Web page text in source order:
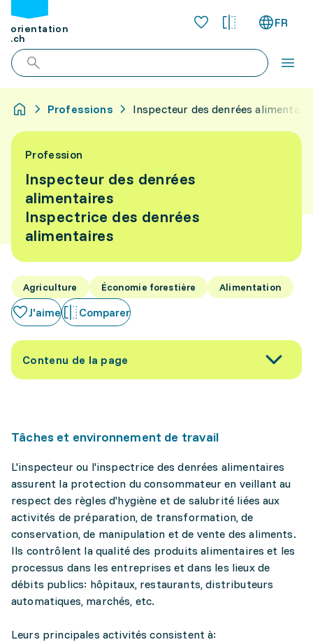
orientation
.ch
FR
Professions Inspecteur des denrées
Profession
Inspecteur des denrées
alimentaires
Inspectrice des denrées
alimentaires
Agriculture Économie forestière Alimentation
J'aime Comparer
Contenu de la page
Tâches et environnement de travail
L'inspecteur ou l'inspectrice des denrées alimentaires
assurent la protection du consommateur en veillant au
respect des règles d'hygiène et de salubrité liées aux
activités de préparation, de transformation, de
conservation, de manipulation et de vente des aliments.
Ils contrôlent la qualité des produits alimentaires et les
processus dans les entreprises et dans les lieux de
débits publics: hôpitaux, restaurants, distributeurs
automatiques, marchés, etc.
Leurs principales activités consistent à: